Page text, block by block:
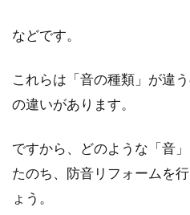
ンで水漏
いるため、
物だと考え
などです。
これらは「音の種類」が違
の違いがあります。
ですから、どのような「音
たのち、防音リフォームを
ょう。